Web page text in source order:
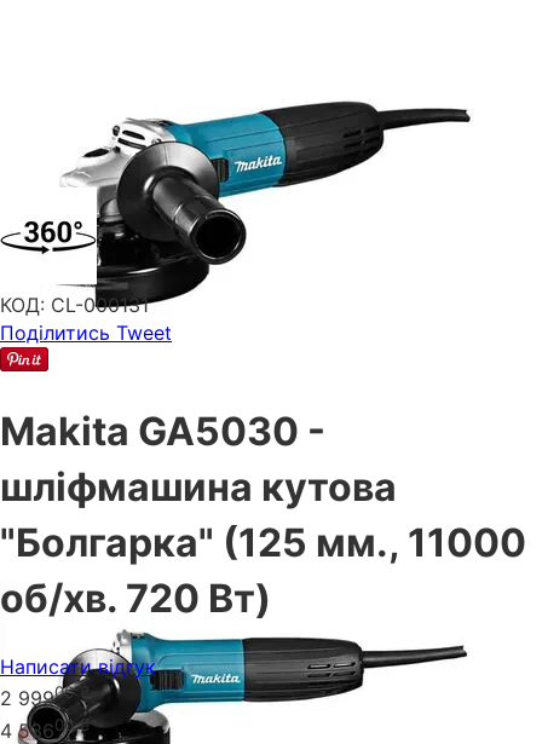
КОД: CL-000131
Поділитись Tweet
Makita GA5030 -
шліфмашина кутова
"Болгарка" (125 мм., 11000
об/хв. 720 Вт)
Написати відгук
2 99900 ₴
4 53600 ₴